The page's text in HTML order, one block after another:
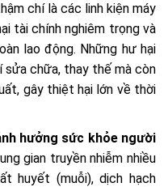
chí là các linh kiện máy
tài chính nghiêm trọng và
lao động. Những hư hại
sửa chữa, thay thế mà còn
gây thiệt hại lớn về thời
hưởng sức khỏe người
gian truyền nhiễm nhiều
huyết (muỗi), dịch hạch